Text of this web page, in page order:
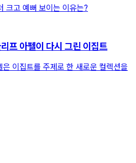
프 아펠이 다시 그린 이집트
이집트를 주제로 한 새로운 컬렉션을